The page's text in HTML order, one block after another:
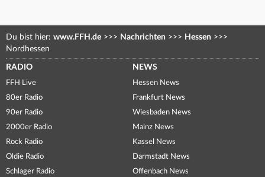
Du bist hier: www.FFH.de >>> Nachrichten >>> Hessen >>>
Nordhessen
RADIO
FFH Live
80er Radio
90er Radio
2000er Radio
Rock Radio
Oldie Radio
Schlager Radio
NEWS
Hessen News
Frankfurt News
Wiesbaden News
Mainz News
Kassel News
Darmstadt News
Offenbach News